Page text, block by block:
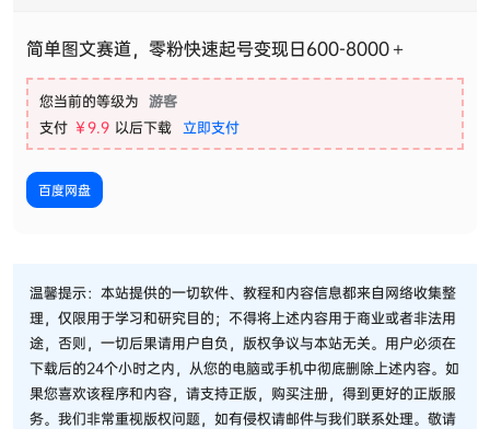
简单图文赛道，零粉快速起号变现日600-8000＋
您当前的等级为 游客
支付 ￥9.9 以后下载 立即支付
百度网盘
温馨提示：本站提供的一切软件、教程和内容信息都来自网络收集整
理，仅限用于学习和研究目的；不得将上述内容用于商业或者非法用
途，否则，一切后果请用户自负，版权争议与本站无关。用户必须在
下载后的24个小时之内，从您的电脑或手机中彻底删除上述内容。如
果您喜欢该程序和内容，请支持正版，购买注册，得到更好的正版服
务。我们非常重视版权问题，如有侵权请邮件与我们联系处理。敬请